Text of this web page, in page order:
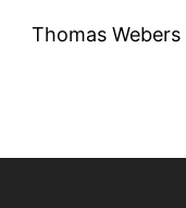
Thomas Webers